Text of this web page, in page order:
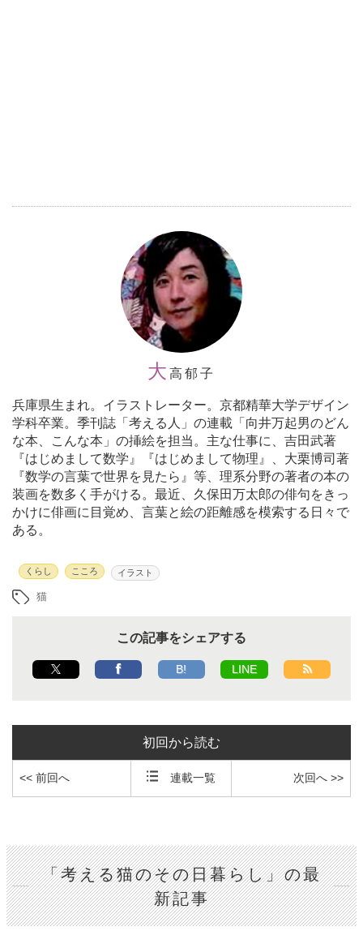
大 高郁子
兵庫県生まれ。イラストレーター。京都精華大学デザイン
学科卒業。季刊誌「考える人」の連載「向井万起男のどん
な本、こんな本」の挿絵を担当。主な仕事に、吉田武著
『はじめまして数学』『はじめまして物理』、大栗博司著
『数学の言葉で世界を見たら』等、理系分野の著者の本の
装画を数多く手がける。最近、久保田万太郎の俳句をきっ
かけに俳画に目覚め、言葉と絵の距離感を模索する日々で
ある。
くらし こころ イラスト
猫
この記事をシェアする
B! LINE
初回から読む
<< 前回へ 連載一覧 次回へ >>
「考える猫のその日暮らし」の最
新記事